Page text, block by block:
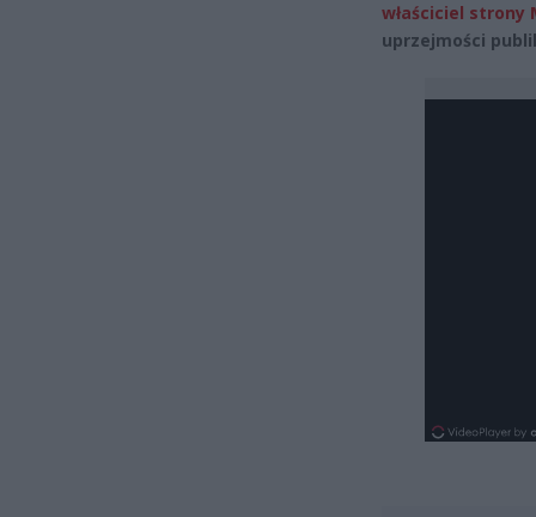
właściciel strony
uprzejmości